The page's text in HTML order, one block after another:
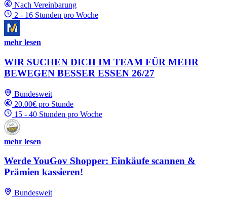
Nach Vereinbarung
2 - 16 Stunden pro Woche
mehr lesen
WIR SUCHEN DICH IM TEAM FÜR MEHR
BEWEGEN BESSER ESSEN 26/27
Bundesweit
20.00€ pro Stunde
15 - 40 Stunden pro Woche
mehr lesen
Werde YouGov Shopper: Einkäufe scannen &
Prämien kassieren!
Bundesweit